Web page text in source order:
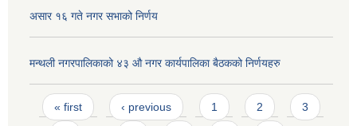
असार १६ गते नगर सभाको निर्णय
मन्थली नगरपालिकाको ४३ औ नगर कार्यपालिका बैठकको निर्णयहरु
Pages
« first ‹ previous 1 2 3